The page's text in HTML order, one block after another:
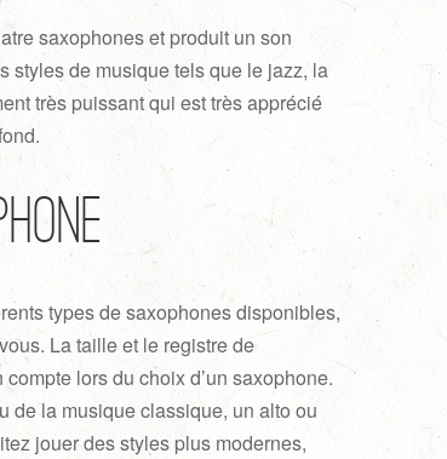
saxophones et produit un son
styles de musique tels que le jazz, la
très puissant qui est très apprécié
types de saxophones disponibles,
La taille et le registre de
lors du choix d’un saxophone.
de la musique classique, un alto ou
jouer des styles plus modernes,